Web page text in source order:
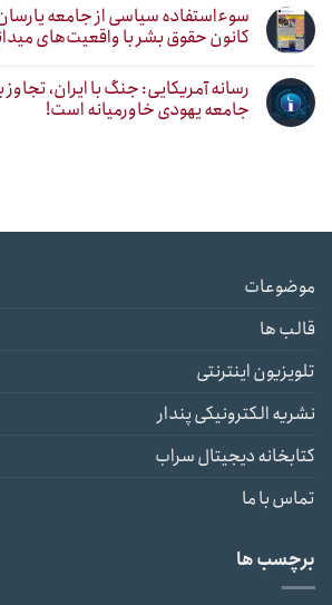
سوءاستفاده سیاسی از جامعه
کانون حقوق بشر با واقعیت‌های
رسانه آمریکایی: جنگ با ایران،
جامعه یهودی خاورمیانه است!
موضوعات
قالب ها
تلویزیون اینترنتی
نشریه الکترونیکی پندار
کتابخانه دیجیتال سراب
تماس با ما
برچسب ها